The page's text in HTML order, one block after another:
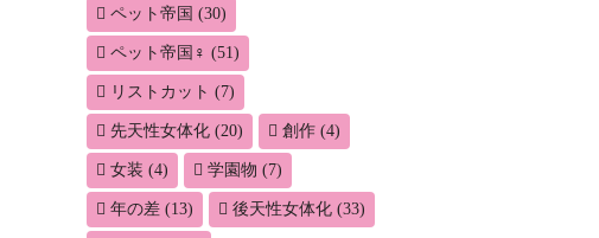
ペット帝国 (30)
ペット帝国♀ (51)
リストカット (7)
先天性女体化 (20) 創作 (4)
女装 (4) 学園物 (7)
年の差 (13) 後天性女体化 (33)